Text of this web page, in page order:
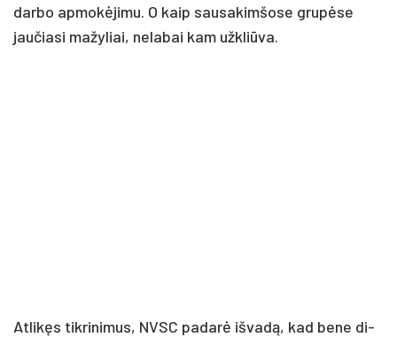
dar­bo ap­mo­kė­ji­mu. O kaip sau­sa­kim­šo­se gru­pė­se
jau­čia­si ma­žy­liai, ne­la­bai kam už­kliū­va.
At­li­kęs tik­ri­ni­mus, NVSC pa­da­rė iš­va­dą, kad be­ne di­